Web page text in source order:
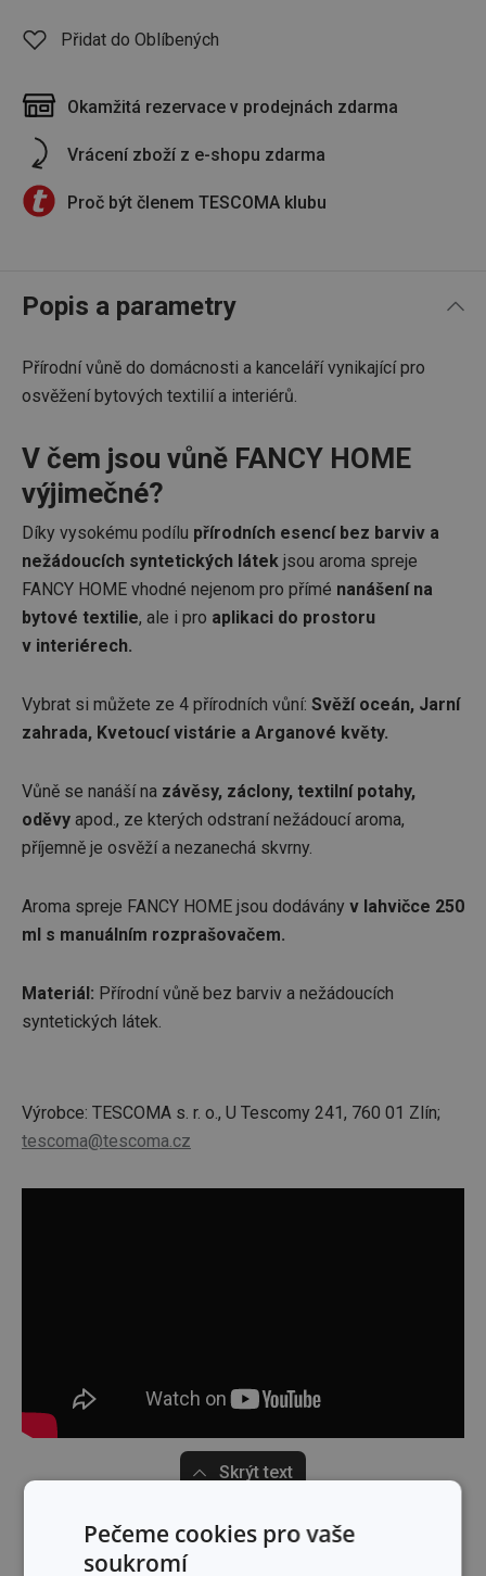
Přidat do Oblíbených
Okamžitá rezervace v prodejnách zdarma
Vrácení zboží z e-shopu zdarma
Proč být členem TESCOMA klubu
Popis a parametry
Přírodní vůně do domácnosti a kanceláří vynikající pro
osvěžení bytových textilií a interiérů.
V čem jsou vůně FANCY HOME
výjimečné?
Díky vysokému podílu přírodních esencí bez barviv a
nežádoucích syntetických látek jsou aroma spreje
FANCY HOME vhodné nejenom pro přímé nanášení na
bytové textilie, ale i pro aplikaci do prostoru
v interiérech.
Vybrat si můžete ze 4 přírodních vůní: Svěží oceán, Jarní
zahrada, Kvetoucí vistárie a Arganové květy.
Vůně se nanáší na závěsy, záclony, textilní potahy,
oděvy apod., ze kterých odstraní nežádoucí aroma,
příjemně je osvěží a nezanechá skvrny.
Aroma spreje FANCY HOME jsou dodávány v lahvičce 250
ml s manuálním rozprašovačem.
Materiál: Přírodní vůně bez barviv a nežádoucích
syntetických látek.
Výrobce: TESCOMA s. r. o., U Tescomy 241, 760 01 Zlín;
tescoma@tescoma.cz
Skrýt text
Pečeme cookies pro vaše
soukromí